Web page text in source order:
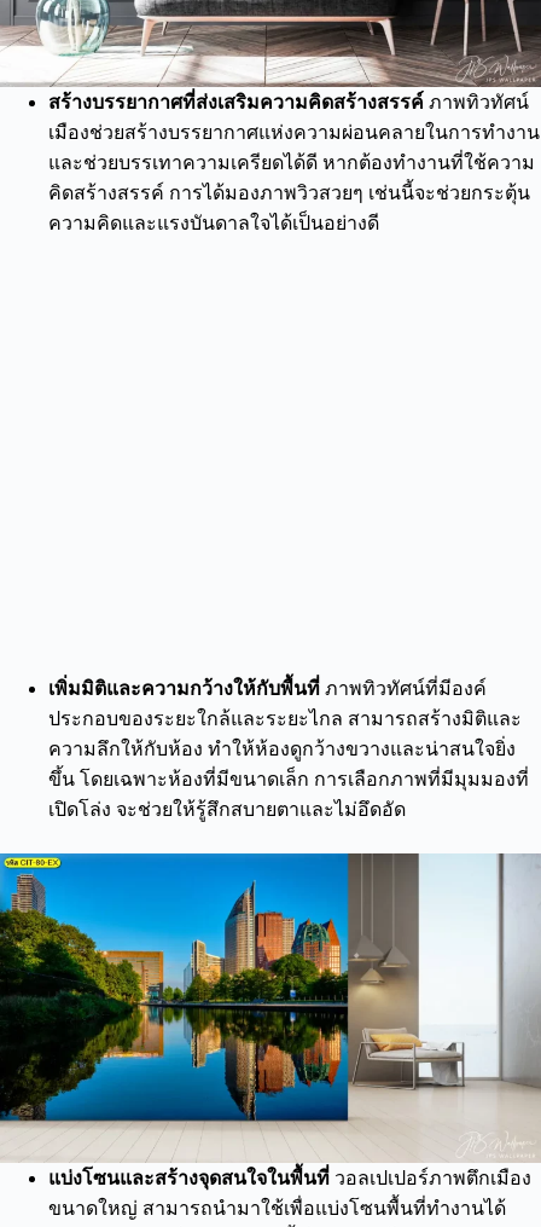
สร้างบรรยากาศที่ส่งเสริมความคิดสร้างสรรค์ ภาพทิวทัศน์
เมืองช่วยสร้างบรรยากาศแห่งความผ่อนคลายในการทำงาน
และช่วยบรรเทาความเครียดได้ดี หากต้องทำงานที่ใช้ความ
คิดสร้างสรรค์ การได้มองภาพวิวสวยๆ เช่นนี้จะช่วยกระตุ้น
ความคิดและแรงบันดาลใจได้เป็นอย่างดี
เพิ่มมิติและความกว้างให้กับพื้นที่ ภาพทิวทัศน์ที่มีองค์
ประกอบของระยะใกล้และระยะไกล สามารถสร้างมิติและ
ความลึกให้กับห้อง ทำให้ห้องดูกว้างขวางและน่าสนใจยิ่ง
ขึ้น โดยเฉพาะห้องที่มีขนาดเล็ก การเลือกภาพที่มีมุมมองที่
เปิดโล่ง จะช่วยให้รู้สึกสบายตาและไม่อึดอัด
แบ่งโซนและสร้างจุดสนใจในพื้นที่ วอลเปเปอร์ภาพตึกเมือง
ขนาดใหญ่ สามารถนำมาใช้เพื่อแบ่งโซนพื้นที่ทำงานได้